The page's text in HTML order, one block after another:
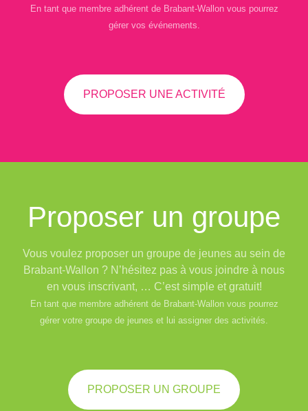
En tant que membre adhérent de Brabant-Wallon vous pourrez
gérer vos événements.
PROPOSER UNE ACTIVITÉ
Proposer un groupe
Vous voulez proposer un groupe de jeunes au sein de
Brabant-Wallon ? N’hésitez pas à vous joindre à nous
en vous inscrivant, … C’est simple et gratuit!
En tant que membre adhérent de Brabant-Wallon vous pourrez
gérer votre groupe de jeunes et lui assigner des activités.
PROPOSER UN GROUPE